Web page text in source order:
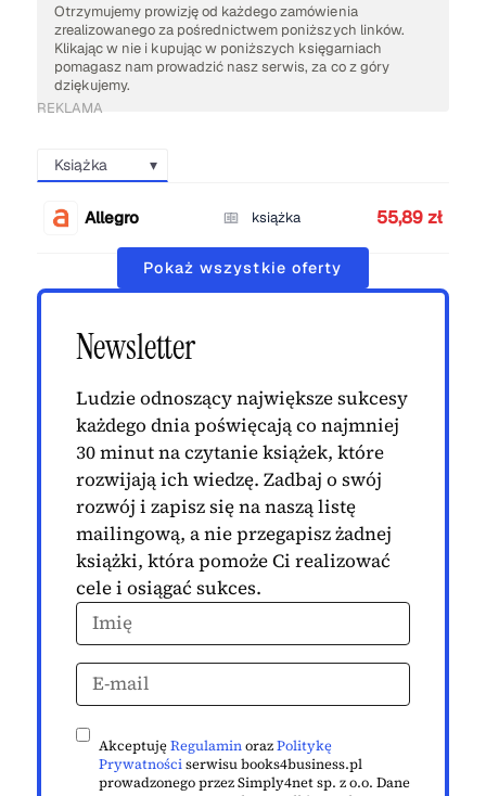
Otrzymujemy prowizję od każdego zamówienia
zrealizowanego za pośrednictwem poniższych linków.
Klikając w nie i kupując w poniższych księgarniach
pomagasz nam prowadzić nasz serwis, za co z góry
dziękujemy.
REKLAMA
Książka
Allegro książka 55,89 zł
Pokaż wszystkie oferty
Newsletter
Ludzie odnoszący największe sukcesy
każdego dnia poświęcają co najmniej
30 minut na czytanie książek, które
rozwijają ich wiedzę. Zadbaj o swój
rozwój i zapisz się na naszą listę
mailingową, a nie przegapisz żadnej
książki, która pomoże Ci realizować
cele i osiągać sukces.
AkceptujęRegulaminorazPolitykę
Prywatnościserwisu books4business.pl
prowadzonego przez Simply4net sp. z o.o. Dane